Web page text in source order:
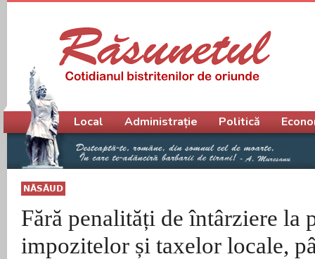
NĂSĂUD
Fără penalități de întârziere la
impozitelor și taxelor locale,
Meniu principal
Local Administrație Politică